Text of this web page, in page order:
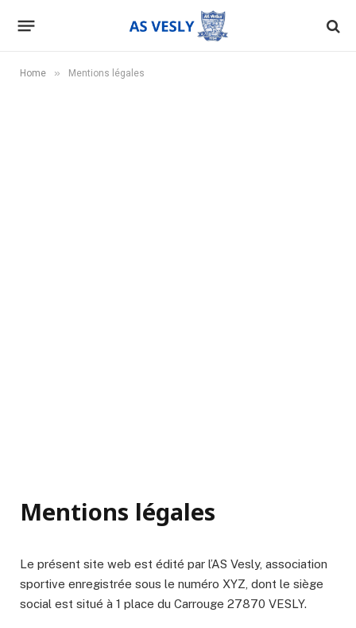
Home » Mentions légales
Mentions légales
Le présent site web est édité par l’AS Vesly, association
sportive enregistrée sous le numéro XYZ, dont le siège
social est situé à 1 place du Carrouge 27870 VESLY.